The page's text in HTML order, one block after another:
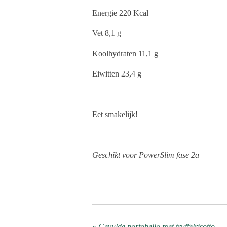
Energie 220 Kcal
Vet 8,1 g
Koolhydraten 11,1 g
Eiwitten 23,4 g
Eet smakelijk!
Geschikt voor PowerSlim fase 2a